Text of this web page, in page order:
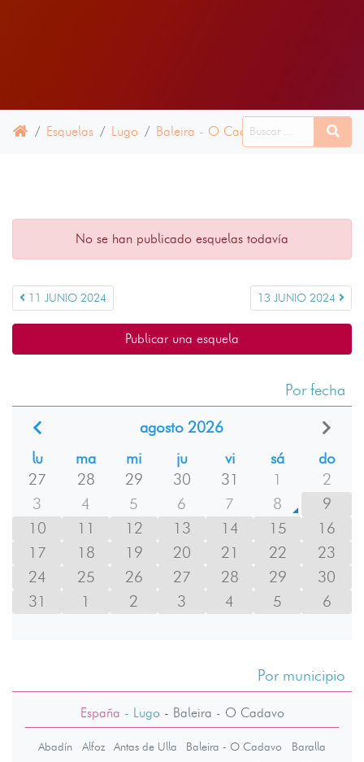
Esquelas Lugo Baleira - O Cadavo 12 JUNIO
No se han publicado esquelas todavía
11 JUNIO 2024 13 JUNIO 2024
Publicar una esquela
Por fecha
agosto 2026
lu
ma mi ju vi sá
do
27
28 29 30 31 1
2
3
4 5 6 7 8
9
10
11 12 13 14 15
16
17
18 19 20 21 22
23
24
25 26 27 28 29
30
31
1 2 3 4 5 6
Por municipio
España - Lugo- Baleira - O Cadavo
Abadín Alfoz Antas de Ulla Baleira - O Cadavo
Baralla